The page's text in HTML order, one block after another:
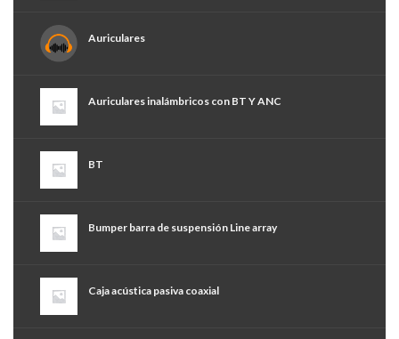
Auriculares
Auriculares inalámbricos con BT Y ANC
BT
Bumper barra de suspensión Line array
Caja acústica pasiva coaxial